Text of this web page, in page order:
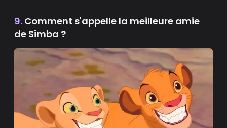
9. Comment s'appelle la meilleure amie
de Simba ?